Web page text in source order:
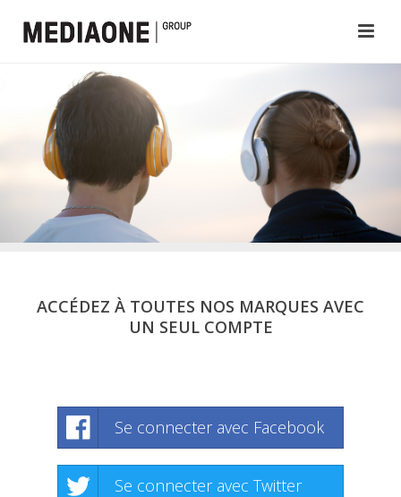
ACCÉDEZ À TOUTES NOS MARQUES AVEC
UN SEUL COMPTE
Se connecter avec Facebook
Se connecter avec Twitter